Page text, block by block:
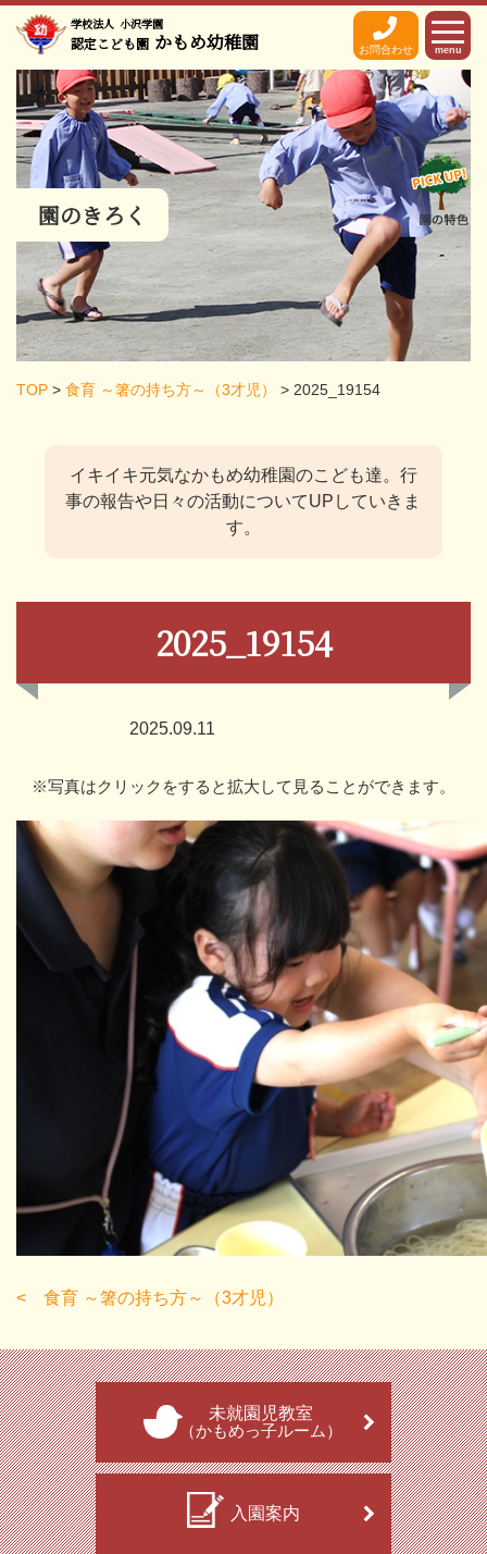
学校法人 小沢学園
認定こども園 かもめ幼稚園 お問合わせ menu
園のきろく
TOP > 食育 ～箸の持ち方～（3才児） > 2025_19154
イキイキ元気なかもめ幼稚園のこども達。 行
事の報告や日々の活動についてUPしていきま
す。
2025_19154
2025.09.11
※写真はクリックをすると拡大して見ることができます。
食育 ～箸の持ち方～（3才児）
未就園児教室
（かもめっ子ルーム）
入園案内